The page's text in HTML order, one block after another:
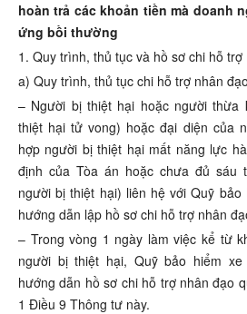
hoàn trả các khoản tiền mà doanh
ứng bồi thường
1. Quy trình, thủ tục và hồ sơ chi hỗ trợ
a) Quy trình, thủ tục chi hỗ trợ nhân
– Người bị thiệt hại hoặc người thừa
thiệt hại tử vong) hoặc đại diện của
hợp người bị thiệt hại mất năng lực
định của Tòa án hoặc chưa đủ sáu
người bị thiệt hại) liên hệ với Quỹ
hướng dẫn lập hồ sơ chi hỗ trợ nhân
– Trong vòng 1 ngày làm việc kể từ
người bị thiệt hại, Quỹ bảo hiểm
hướng dẫn hồ sơ chi hỗ trợ nhân đạo
1 Điều 9 Thông tư này.